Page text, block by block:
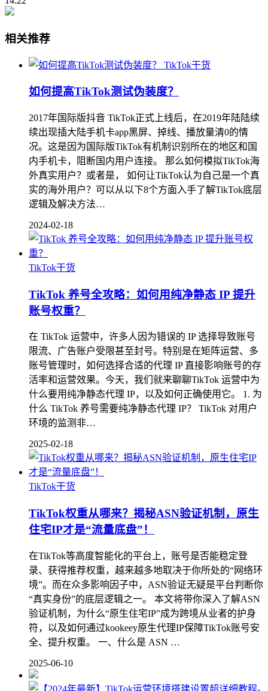
相关推荐
TikTok干货
如何提高TikTok测试伪装度？
2017年国际版抖音 TikTok正式上线后，在2019年陆陆续
续出现插大陆手机卡app黑屏、掉线、播放量清0的情
况。这是因为国际版TikTok有机制识别所在的地区和国
内手机卡，阻断国内用户连接。 那么如何模拟TikTok海
外真实用户？或者是， 如何让TikTok认为自己是一个真
实的海外用户？可以从以下8个方面入手了解TikTok底层
逻辑及解决方法…
2024-02-18
TikTok干货
TikTok 养号全攻略：如何用纯净静态 IP 提升
账号权重？
在 TikTok 运营中，许多人因为错误的 IP 选择导致账号
限流、广告账户受限甚至封号。特别是在矩阵运营、多
账号管理时，如何选择合适的代理 IP 直接影响账号的存
活率和运营效果。今天，我们就来聊聊TikTok 运营中为
什么要用纯净静态代理 IP，以及如何正确使用它。 1. 为
什么 TikTok 养号需要纯净静态代理 IP？ TikTok 对用户
环境的监测非…
2025-02-18
TikTok干货
TikTok权重从哪来？揭秘ASN验证机制，原生
住宅IP才是“流量底盘”！
在TikTok等高度智能化的平台上，账号是否能稳定登
录、获得推荐权重，越来越多地取决于你所处的“网络环
境”。而在众多影响因子中，ASN验证无疑是平台判断你
“真实身份”的底层逻辑之一。 本文将带你深入了解ASN
验证机制，为什么“原生住宅IP”成为跨境从业者的护身
符，以及如何通过kookeey原生代理IP保障TikTok账号安
全、提升权重。 一、什么是 ASN …
2025-06-10